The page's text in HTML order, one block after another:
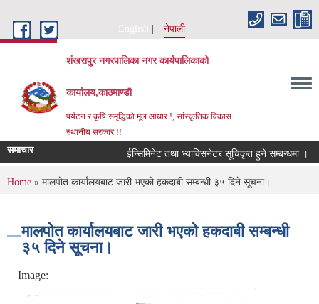
English
नेपाली
शंखरापुर नगरपालिका नगर कार्यपालिकाको
कार्यालय,काठमाण्डौ
पर्यटन र कृषि समृद्धिको मूल आधार !, सांस्कृतिक विकास
स्थानीय सरकार !!
समाचार ईन्सिमिनेट तथा भ्याक्सिनेटर सूचिकृत हुने सम्बन्धमा ।
You are here
Home » मालपोत कार्यालयबाट जारी भएको हकदाबी सम्बन्धी ३५ दिने सूचना।
मालपोत कार्यालयबाट जारी भएको हकदाबी सम्बन्धी
३५ दिने सूचना।
Image: